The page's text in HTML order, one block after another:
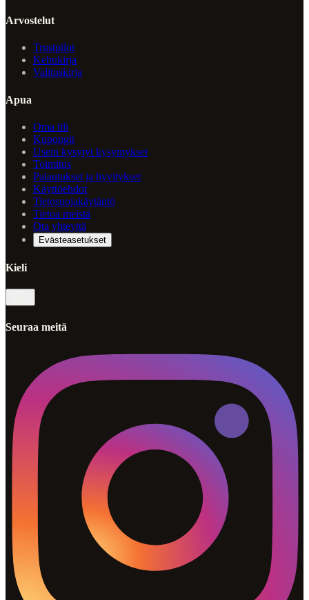
Arvostelut
Trustpilot
Kehukirja
Valituskirja
Apua
Oma tili
Kupongit
Usein kysytyt kysymykset
Toimitus
Palautukset ja hyvitykset
Käyttöehdot
Tietosuojakäytäntö
Tietoa meistä
Ota yhteyttä
Evästeasetukset
Kieli
Seuraa meitä